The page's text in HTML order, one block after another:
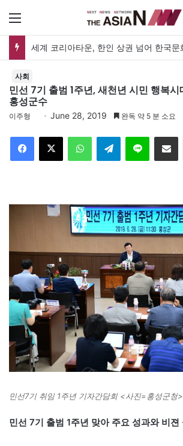
세계 코리아타운, 한인 상권 넘어 한국문
사회
민선 7기 출범 1주년, 새천년 시민 행복
홍성군수
이주형 June 28, 2019 완독 약 5 분 소요
Telegram
민선7기 취임 1주년 기자간담회 <사진=홍성군청>
민선 7기 출범 1주년 맞아 주요 성과와 비젼